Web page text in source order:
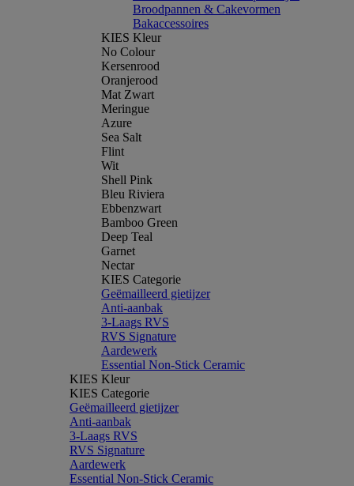
Broodpannen & Cakevormen
Bakaccessoires
KIES Kleur
No Colour
Kersenrood
Oranjerood
Mat Zwart
Meringue
Azure
Sea Salt
Flint
Wit
Shell Pink
Bleu Riviera
Ebbenzwart
Bamboo Green
Deep Teal
Garnet
Nectar
KIES Categorie
Geëmailleerd gietijzer
Anti-aanbak
3-Laags RVS
RVS Signature
Aardewerk
Essential Non-Stick Ceramic
KIES Kleur
KIES Categorie
Geëmailleerd gietijzer
Anti-aanbak
3-Laags RVS
RVS Signature
Aardewerk
Essential Non-Stick Ceramic